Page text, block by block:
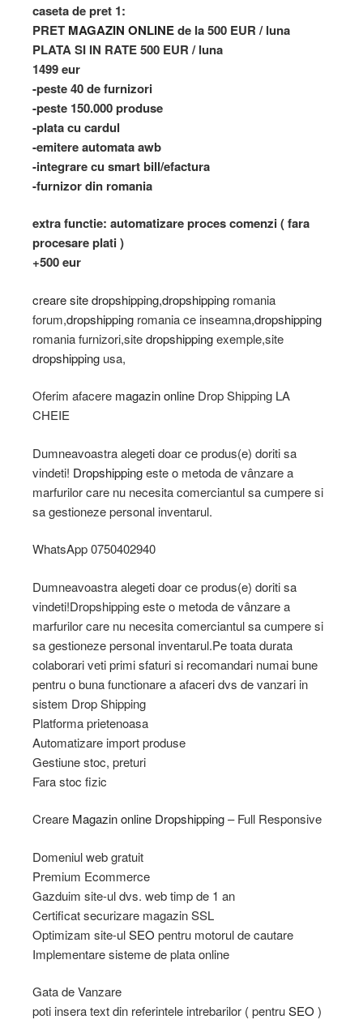
caseta de pret 1:
PRET MAGAZIN ONLINEde la 500 EUR / luna
PLATA SI IN RATE 500 EUR / luna​
1499 eur
-peste 40 de furnizori
-peste 150.000 produse
-plata cu cardul
-emitere automata awb
-integrare cu smart bill/efactura
-furnizor din romania
extra functie: automatizare proces comenzi ( fara
procesare plati )
+500 eur
creare sitedropshipping,dropshipping romania
forum,dropshipping romania ce inseamna,dropshipping
romania furnizori,sitedropshippingexemple,site
dropshipping usa,
Oferim afacere magazin online Drop Shipping LA
CHEIE
Dumneavoastra alegeti doar ce produs(e) doriti sa
vindeti! Dropshippingeste o metoda de vânzare a
marfurilor care nu necesita comerciantul sa cumpere si
sa gestioneze personal inventarul.
WhatsApp 0750402940
Dumneavoastra alegeti doar ce produs(e) doriti sa
vindeti!Dropshipping este o metoda de vânzare a
marfurilor care nu necesita comerciantul sa cumpere si
sa gestioneze personal inventarul.Pe toata durata
colaborari veti primi sfaturi si recomandari numai bune
pentru o buna functionare a afaceri dvs de vanzari in
sistem Drop Shipping
Platforma prietenoasa
Automatizare import produse
Gestiune stoc, preturi
Fara stoc fizic
Creare Magazin online Dropshipping– Full Responsive
Domeniul web gratuit
Premium Ecommerce
Gazduim site-ul dvs. web timp de 1 an
Certificat securizare magazin SSL
Optimizam site-ulSEO pentru motorul de cautare
Implementare sisteme de plata online
Gata de Vanzare
poti insera text din referintele intrebarilor ( pentruSEO )